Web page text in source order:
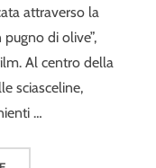
attraverso la
di olive”,
Al centro della
sciasceline,
…